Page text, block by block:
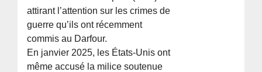
attirant l’attention sur les crimes de
guerre qu’ils ont récemment
commis au Darfour.
En janvier 2025, les États-Unis ont
même accusé la milice soutenue